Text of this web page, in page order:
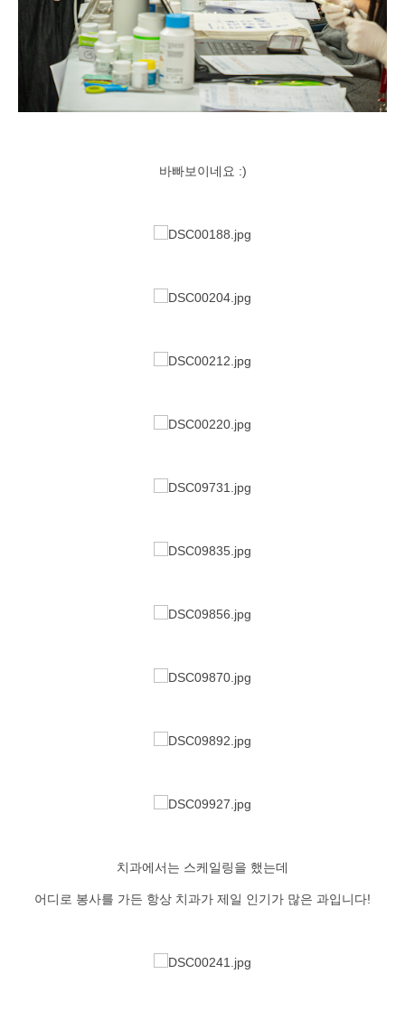
바빠보이네요 :)
치과에서는 스케일링을 했는데
어디로 봉사를 가든 항상 치과가 제일 인기가 많은 과입니다!